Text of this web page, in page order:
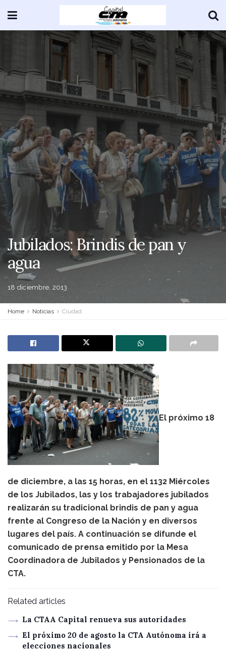
Jubilados: Brindis de pan y
agua
18 diciembre, 2013
Home Noticias Ciudad
El próximo 18
de diciembre, a las 15 horas, en el 1132 Miércoles
de los Jubilados, las y los trabajadores jubilados
realizarán su tradicional brindis de pan y agua
frente al Congreso de la Nación y en diversos
lugares del país. A continuación se difunde el
comunicado de prensa emitido por la Mesa
Coordinadora de Jubilados y Pensionados de la
CTA.
Related articles
La CTAA Capital renueva sus autoridades
El próximo 20 de agosto la CTA Autónoma irá a
elecciones nacionales